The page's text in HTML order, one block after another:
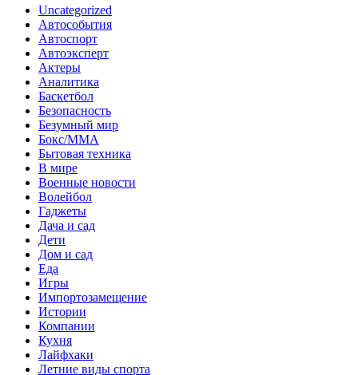
Uncategorized
Автособытия
Автоспорт
Автоэксперт
Актеры
Аналитика
Баскетбол
Безопасность
Безумный мир
Бокс/MMA
Бытовая техника
В мире
Военные новости
Волейбол
Гаджеты
Дача и сад
Дети
Дом и сад
Еда
Игры
Импортозамещение
Истории
Компании
Кухня
Лайфхаки
Летние виды спорта